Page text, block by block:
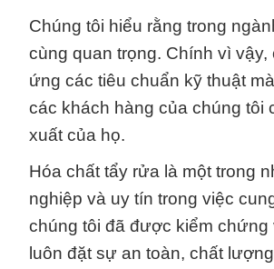
Chúng tôi hiểu rằng trong
cùng quan trọng. Chính vì
ứng các tiêu chuẩn kỹ thuật
các khách hàng của chúng tôi
xuất của họ.
Hóa chất tẩy rửa là một trong
nghiệp và uy tín trong việc
chúng tôi đã được kiểm chứng
luôn đặt sự an toàn, chất